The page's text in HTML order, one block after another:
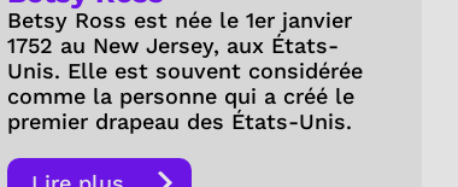
Betsy Ross est née le 1er janvier
1752 au New Jersey, aux États-
Unis. Elle est souvent considérée
comme la personne qui a créé le
premier drapeau des États-Unis.